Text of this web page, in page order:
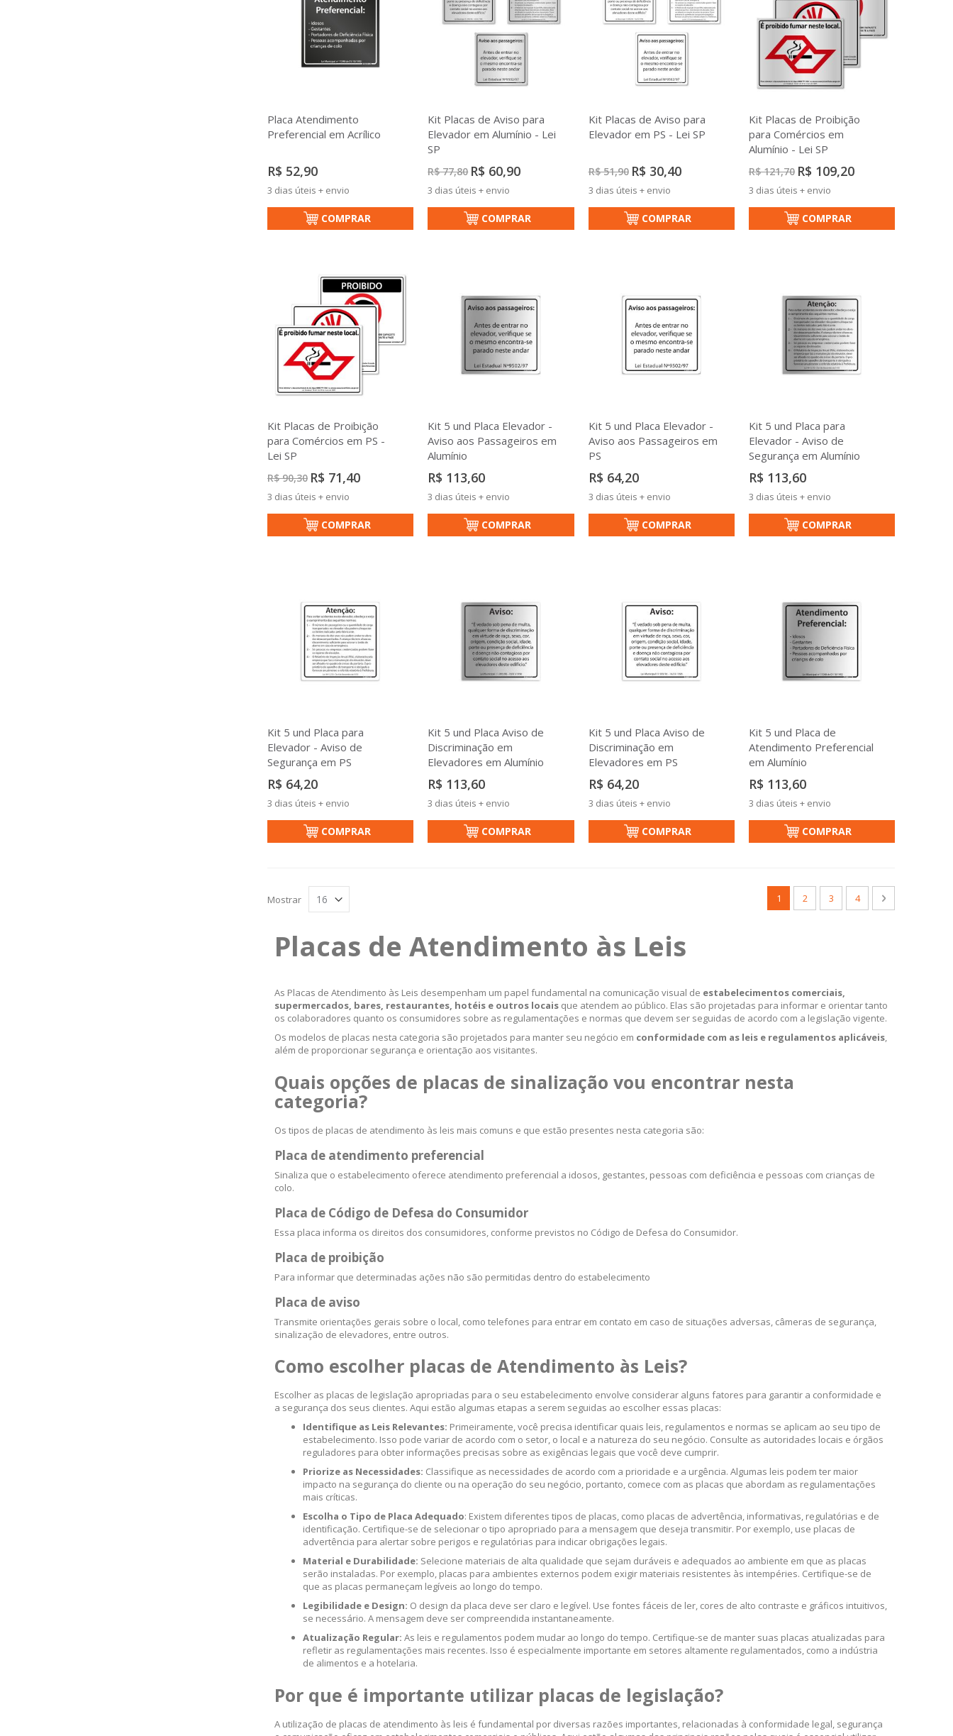
Placa Atendimento
Preferencial em Acrílico
R$ 52,90
3 dias úteis + envio
COMPRAR
Kit Placas de Aviso para
Elevador em Alumínio - Lei
SP
R$ 77,80 Preço
Especial
R$ 60,90
3 dias úteis + envio
COMPRAR
Kit Placas de Aviso para
Elevador em PS - Lei SP
R$ 51,90 Preço
Especial
R$ 30,40
3 dias úteis + envio
COMPRAR
Kit Placas de Proibição
para Comércios em
Alumínio - Lei SP
R$ 121,70 Preço
Especial
R$ 109,20
3 dias úteis + envio
COMPRAR
Kit Placas de Proibição
para Comércios em PS -
Lei SP
R$ 90,30 Preço
Especial
R$ 71,40
3 dias úteis + envio
COMPRAR
Kit 5 und Placa Elevador -
Aviso aos Passageiros em
Alumínio
R$ 113,60
3 dias úteis + envio
COMPRAR
Kit 5 und Placa Elevador -
Aviso aos Passageiros em
PS
R$ 64,20
3 dias úteis + envio
COMPRAR
Kit 5 und Placa para
Elevador - Aviso de
Segurança em Alumínio
R$ 113,60
3 dias úteis + envio
COMPRAR
Kit 5 und Placa para
Elevador - Aviso de
Segurança em PS
R$ 64,20
3 dias úteis + envio
COMPRAR
Kit 5 und Placa Aviso de
Discriminação em
Elevadores em Alumínio
R$ 113,60
3 dias úteis + envio
COMPRAR
Kit 5 und Placa Aviso de
Discriminação em
Elevadores em PS
R$ 64,20
3 dias úteis + envio
COMPRAR
Kit 5 und Placa de
Atendimento Preferencial
em Alumínio
R$ 113,60
3 dias úteis + envio
COMPRAR
Você esta lendo a pagina
1 Página
2 Página
3 Página
4 Página
Próximo
Mostrar
Placas de Atendimento às Leis
As Placas de Atendimento às Leis desempenham um papel fundamental na comunicação visual de estabelecimentos comerciais,
supermercados, bares, restaurantes, hotéis e outros locais que atendem ao público. Elas são projetadas para informar e orientar tanto
os colaboradores quanto os consumidores sobre as regulamentações e normas que devem ser seguidas de acordo com a legislação vigente.
Os modelos de placas nesta categoria são projetados para manter seu negócio em conformidade com as leis e regulamentos aplicáveis,
além de proporcionar segurança e orientação aos visitantes.
Quais opções de placas de sinalização vou encontrar nesta
categoria?
Os tipos de placas de atendimento às leis mais comuns e que estão presentes nesta categoria são:
Placa de atendimento preferencial
Sinaliza que o estabelecimento oferece atendimento preferencial a idosos, gestantes, pessoas com deficiência e pessoas com crianças de
colo.
Placa de Código de Defesa do Consumidor
Essa placa informa os direitos dos consumidores, conforme previstos no Código de Defesa do Consumidor.
Placa de proibição
Para informar que determinadas ações não são permitidas dentro do estabelecimento
Placa de aviso
Transmite orientações gerais sobre o local, como telefones para entrar em contato em caso de situações adversas, câmeras de segurança,
sinalização de elevadores, entre outros.
Como escolher placas de Atendimento às Leis?
Escolher as placas de legislação apropriadas para o seu estabelecimento envolve considerar alguns fatores para garantir a conformidade e
a segurança dos seus clientes. Aqui estão algumas etapas a serem seguidas ao escolher essas placas:
Identifique as Leis Relevantes: Primeiramente, você precisa identificar quais leis, regulamentos e normas se aplicam ao seu tipo de
estabelecimento. Isso pode variar de acordo com o setor, o local e a natureza do seu negócio. Consulte as autoridades locais e órgãos
reguladores para obter informações precisas sobre as exigências legais que você deve cumprir.
Priorize as Necessidades: Classifique as necessidades de acordo com a prioridade e a urgência. Algumas leis podem ter maior
impacto na segurança do cliente ou na operação do seu negócio, portanto, comece com as placas que abordam as regulamentações
mais críticas.
Escolha o Tipo de Placa Adequado: Existem diferentes tipos de placas, como placas de advertência, informativas, regulatórias e de
identificação. Certifique-se de selecionar o tipo apropriado para a mensagem que deseja transmitir. Por exemplo, use placas de
advertência para alertar sobre perigos e regulatórias para indicar obrigações legais.
Material e Durabilidade: Selecione materiais de alta qualidade que sejam duráveis e adequados ao ambiente em que as placas
serão instaladas. Por exemplo, placas para ambientes externos podem exigir materiais resistentes às intempéries. Certifique-se de
que as placas permaneçam legíveis ao longo do tempo.
Legibilidade e Design: O design da placa deve ser claro e legível. Use fontes fáceis de ler, cores de alto contraste e gráficos intuitivos,
se necessário. A mensagem deve ser compreendida instantaneamente.
Atualização Regular: As leis e regulamentos podem mudar ao longo do tempo. Certifique-se de manter suas placas atualizadas para
refletir as regulamentações mais recentes. Isso é especialmente importante em setores altamente regulamentados, como a indústria
de alimentos e a hotelaria.
Por que é importante utilizar placas de legislação?
A utilização de placas de atendimento às leis é fundamental por diversas razões importantes, relacionadas à conformidade legal, segurança